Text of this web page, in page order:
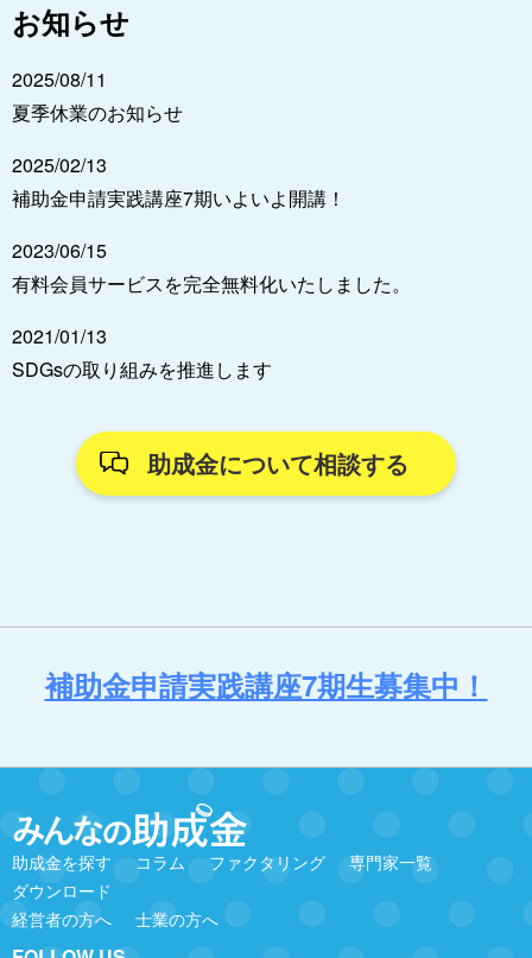
お知らせ
2025/08/11
夏季休業のお知らせ
2025/02/13
補助金申請実践講座7期いよいよ開講！
2023/06/15
有料会員サービスを完全無料化いたしました。
2021/01/13
SDGsの取り組みを推進します
助成金について相談する
補助金申請実践講座7期生募集中！
助成金を探す コラム ファクタリング
専門家一覧
ダウンロード
経営者の方へ
士業の方へ